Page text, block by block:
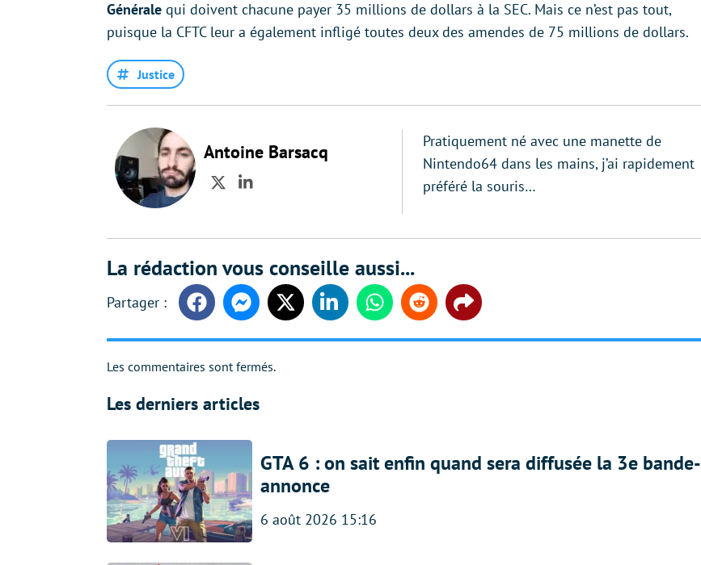
Générale qui doivent chacune payer 35 millions de dollars à la SEC. Mais ce n’est pas tout,
puisque la CFTC leur a également infligé toutes deux des amendes de 75 millions de dollars.
Justice
Antoine Barsacq
TwitterLinkedIn
Pratiquement né avec une manette de
Nintendo64 dans les mains, j’ai rapidement
préféré la souris…
La rédaction vous conseille aussi...
FacebookMessengerTwitter LinkedinWhatsappReddit Share
Les commentaires sont fermés.
Les derniers articles
GTA 6 : on sait enfin quand sera diffusée la 3e bande-
annonce
6 août 2026 15:16